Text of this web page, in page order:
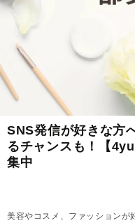
SNS発信が好きな方
るチャンスも！【
集中
美容やコスメ、ファッションが